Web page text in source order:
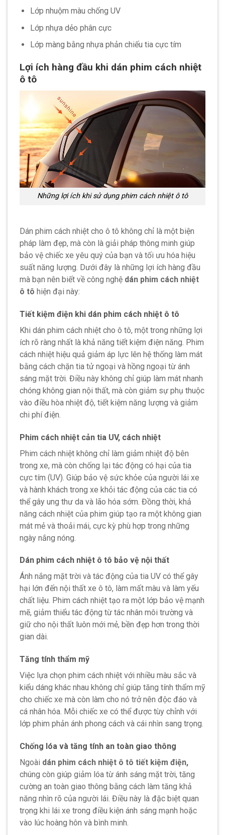
Lớp nhuộm màu chống UV
Lớp nhựa dẻo phân cực
Lớp màng bằng nhựa phản chiếu tia cực tím
Lợi ích hàng đầu khi dán phim cách nhiệt
ô tô
Những lợi ích khi sử dụng phim cách nhiệt ô tô
Dán phim cách nhiệt cho ô tô không chỉ là một biện
pháp làm đẹp, mà còn là giải pháp thông minh giúp
bảo vệ chiếc xe yêu quý của bạn và tối ưu hóa hiệu
suất năng lượng. Dưới đây là những lợi ích hàng đầu
mà bạn nên biết về công nghệ dán phim cách nhiệt
ô tô hiện đại này:
Tiết kiệm điện khi dán phim cách nhiệt ô tô
Khi dán phim cách nhiệt cho ô tô, một trong những lợi
ích rõ ràng nhất là khả năng tiết kiệm điện năng. Phim
cách nhiệt hiệu quả giảm áp lực lên hệ thống làm mát
bằng cách chặn tia tử ngoại và hồng ngoại từ ánh
sáng mặt trời. Điều này không chỉ giúp làm mát nhanh
chóng không gian nội thất, mà còn giảm sự phụ thuộc
vào điều hòa nhiệt độ, tiết kiệm năng lượng và giảm
chi phí điện.
Phim cách nhiệt cản tia UV, cách nhiệt
Phim cách nhiệt không chỉ làm giảm nhiệt độ bên
trong xe, mà còn chống lại tác động có hại của tia
cực tím (UV). Giúp bảo vệ sức khỏe của người lái xe
và hành khách trong xe khỏi tác động của các tia có
thể gây ung thư da và lão hóa sớm. Đồng thời, khả
năng cách nhiệt của phim giúp tạo ra một không gian
mát mẻ và thoải mái, cực kỳ phù hợp trong những
ngày nắng nóng
Dán phim cách nhiệt ô tô bảo vệ nội thất
Ánh nắng mặt trời và tác động của tia UV có thể gây
hại lớn đến nội thất xe ô tô, làm mất màu và làm yếu
chất liệu. Phim cách nhiệt tạo ra một lớp bảo vệ mạnh
mẽ, giảm thiểu tác động từ tác nhân môi trường và
giữ cho nội thất luôn mới mẻ, bền đẹp hơn trong thời
gian dài.
Tăng tính thẩm mỹ
Việc lựa chọn phim cách nhiệt với nhiều màu sắc và
kiểu dáng khác nhau không chỉ giúp tăng tính thẩm mỹ
cho chiếc xe mà còn làm cho nó trở nên độc đáo và
cá nhân hóa. Mỗi chiếc xe có thể được tùy chỉnh với
lớp phim phản ánh phong cách và cái nhìn sang trọng.
Chống lóa và tăng tính an toàn giao thông
Ngoài dán phim cách nhiệt ô tô tiết kiệm điện,
chúng còn giúp giảm lóa từ ánh sáng mặt trời, tăng
cường an toàn giao thông bằng cách làm tăng khả
năng nhìn rõ của người lái. Điều này là đặc biệt quan
trọng khi lái xe trong điều kiện ánh sáng mạnh hoặc
vào lúc hoàng hôn và bình minh.